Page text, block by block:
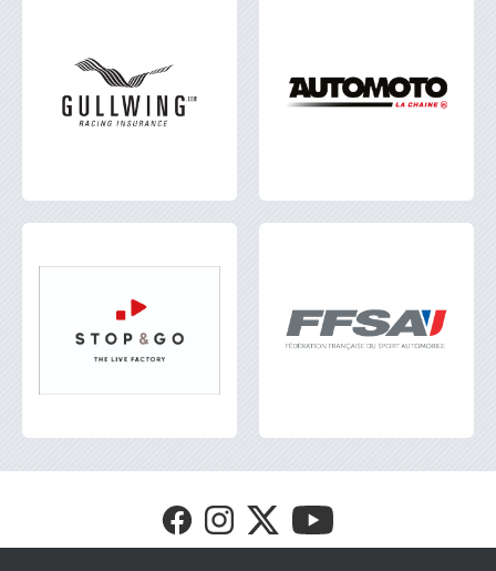
Visit
FFSA
Visit
FFSA
Visit
FFSA
Visit
FFSA